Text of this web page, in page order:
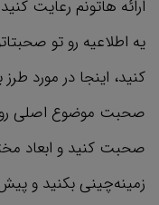
ارائه هاتونم رعایت
یه اطلاعیه رو تو
کنید، اینجا در مورد
صحبت موضوع اصلی رو
صحبت کنید و ابعاد
زمینه‌چینی بکنید و